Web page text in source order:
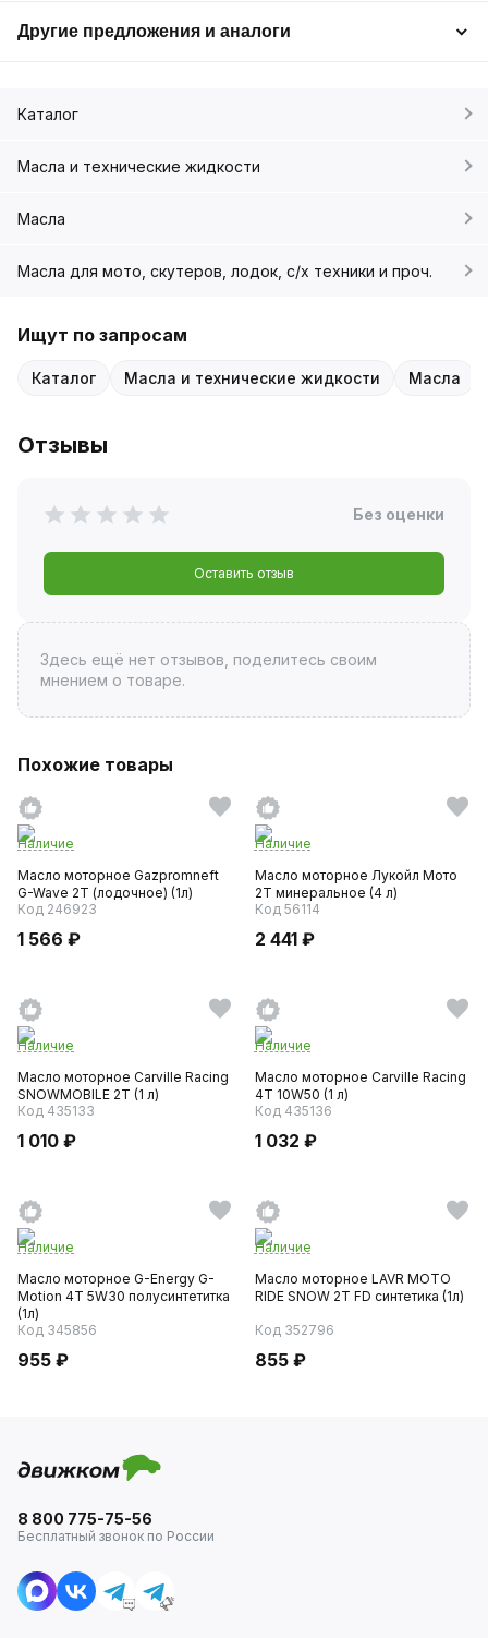
Другие предложения и аналоги
Каталог
Масла и технические жидкости
Масла
Масла для мото, скутеров, лодок, с/х техники и проч.
Ищут по запросам
Каталог Масла и технические жидкости Масла
Отзывы
Без оценки
Оставить отзыв
Здесь ещё нет отзывов, поделитесь своим
мнением о товаре.
Похожие товары
Наличие
Масло моторное Gazpromneft
G-Wave 2T (лодочное) (1л)
Код 246923
1 566 ₽
Наличие
Масло моторное Лукойл Мото
2Т минеральное (4 л)
Код 56114
2 441 ₽
Наличие
Масло моторное Carville Racing
SNOWMOBILE 2T (1 л)
Код 435133
1 010 ₽
Наличие
Масло моторное Carville Racing
4T 10W50 (1 л)
Код 435136
1 032 ₽
Наличие
Масло моторное G-Energy G-
Motion 4T 5W30 полусинтетитка
(1л)
Код 345856
955 ₽
Наличие
Масло моторное LAVR MOTO
RIDE SNOW 2T FD синтетика (1л)
Код 352796
855 ₽
8 800 775-75-56
Бесплатный звонок по России